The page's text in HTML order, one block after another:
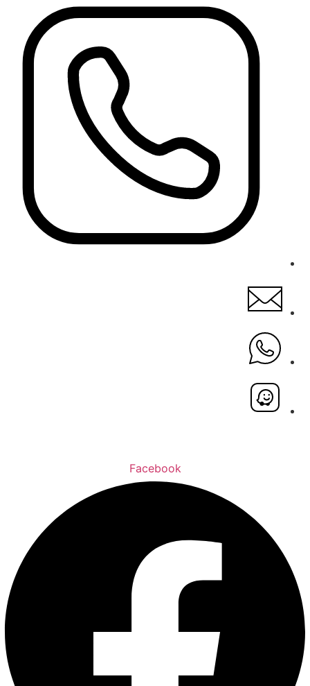
Facebook